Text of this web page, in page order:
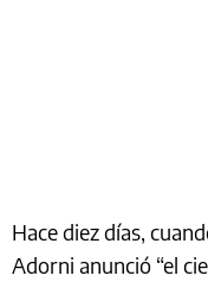
Hace diez días,
Adorni anunció “el